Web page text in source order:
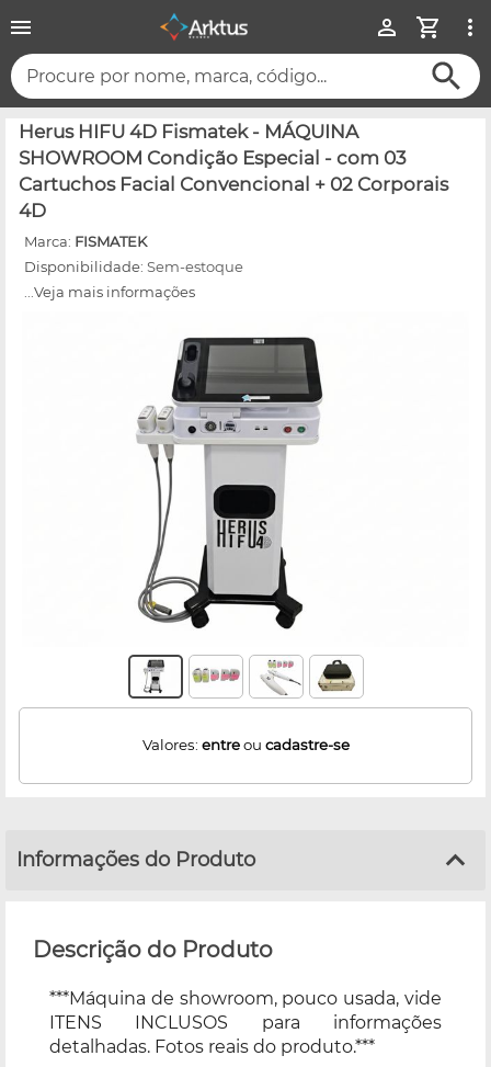
Procure por nome, marca, código...
Herus HIFU 4D Fismatek - MÁQUINA
SHOWROOM Condição Especial - com 03
Cartuchos Facial Convencional + 02 Corporais
4D
Marca: FISMATEK
Disponibilidade: Sem-estoque
...Veja mais informações
Valores: entreou cadastre-se
Informações do Produto
Descrição do Produto
***Máquina de showroom, pouco usada, vide
ITENS INCLUSOS para informações
detalhadas. Fotos reais do produto.***